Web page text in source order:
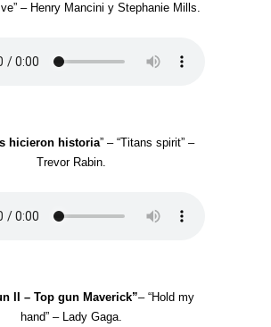
– Henry Mancini y Stephanie Mills.
hicieron historia” – “Titans spirit” –
Trevor Rabin.
II – Top gun Maverick”– “Hold my
hand” – Lady Gaga.